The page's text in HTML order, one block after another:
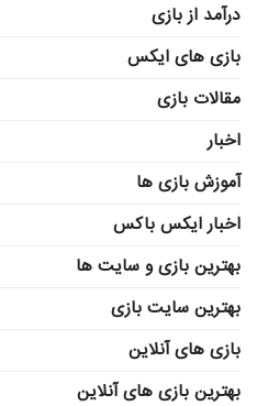
درآمد از بازی
بازی های ایکس
مقالات بازی
اخبار
آموزش بازی ها
اخبار ایکس باکس
بهترین بازی و سایت ها
بهترین سایت بازی
بازی های آنلاین
بهترین بازی های آنلاین